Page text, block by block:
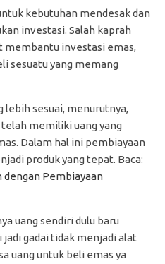
kebutuhan mendesak dan
investasi. Salah kaprah
membantu investasi emas,
sesuatu yang memang
lebih sesuai, menurutnya,
memiliki uang yang
Dalam hal ini pembiayaan
produk yang tepat. Baca:
dengan Pembiayaan
uang sendiri dulu baru
gadai tidak menjadi alat
uang untuk beli emas ya